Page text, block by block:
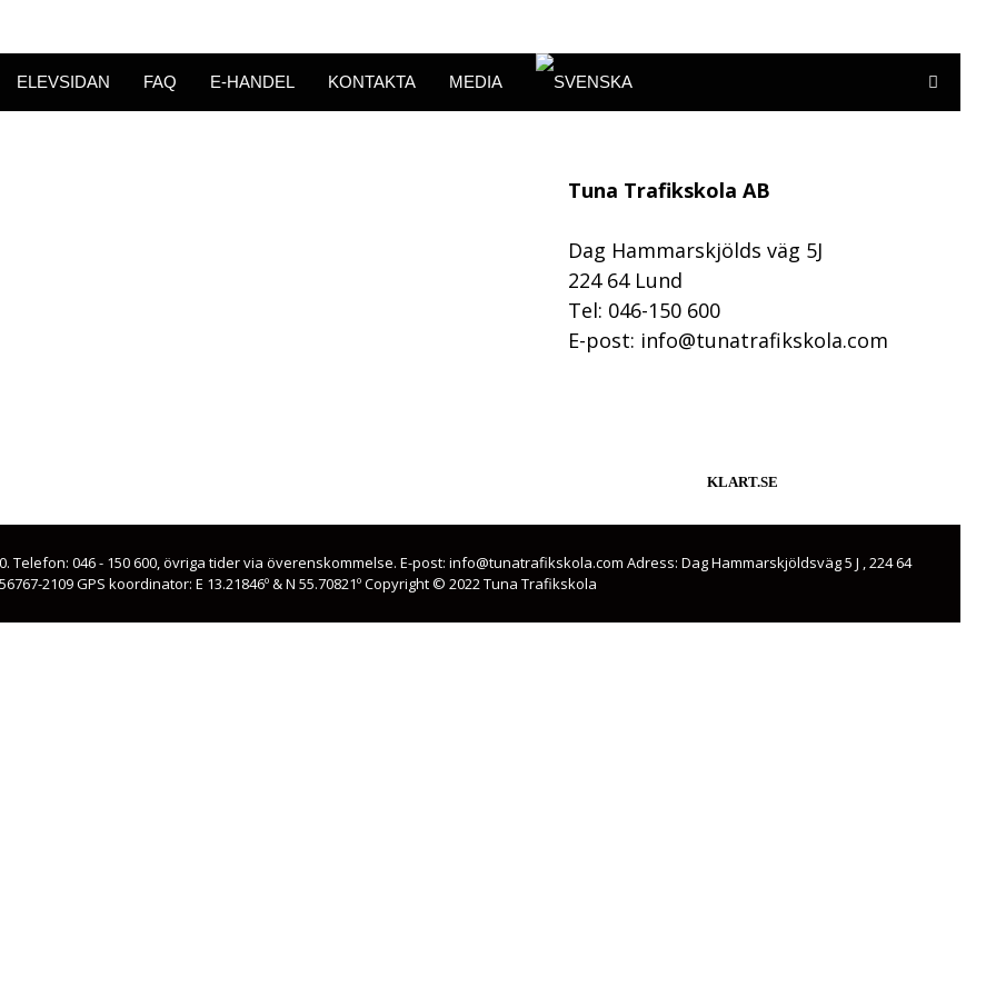
ELEVSIDAN FAQ E-HANDEL KONTAKTA MEDIA
Tuna Trafikskola AB
Dag Hammarskjölds väg 5J
224 64 Lund
Tel: 046-150 600
E-post: info@tunatrafikskola.com
KLART.SE
046 - 150 600, övriga tider via överenskommelse. E-post: info@tunatrafikskola.com Adress: Dag Hammarskjöldsväg 5 J , 224 64
2109 GPS koordinator: E 13.21846º & N 55.70821º Copyright © 2022 Tuna Trafikskola